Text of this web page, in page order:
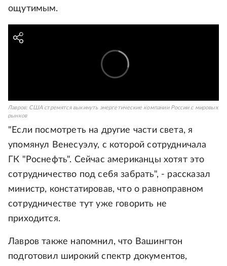
ощутимым.
Лавров: США стремятся выкинуть энергетические компании России с мировых
рынков
"Если посмотреть на другие части света, я
упомянул Венесуэлу, с которой сотрудничала
ГК "Роснефть". Сейчас американцы хотят это
сотрудничество под себя забрать", - рассказал
министр, констатировав, что о равноправном
сотрудничестве тут уже говорить не
приходится.
Лавров также напомнил, что Вашингтон
подготовил широкий спектр документов,